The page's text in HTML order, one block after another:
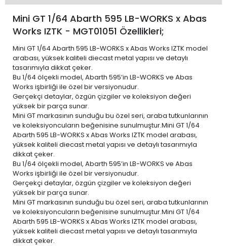
Mini GT 1/64 Abarth 595 LB-WORKS x Abas
Works IZTK - MGT01051 Özellikleri;
Mini GT 1/64 Abarth 595 LB-WORKS x Abas Works IZTK model
arabası, yüksek kaliteli diecast metal yapısı ve detaylı
tasarımıyla dikkat çeker.
Bu 1/64 ölçekli model, Abarth 595’in LB-WORKS ve Abas
Works işbirliği ile özel bir versiyonudur.
Gerçekçi detaylar, özgün çizgiler ve koleksiyon değeri
yüksek bir parça sunar.
Mini GT markasının sunduğu bu özel seri, araba tutkunlarının
ve koleksiyoncuların beğenisine sunulmuştur.Mini GT 1/64
Abarth 595 LB-WORKS x Abas Works IZTK model arabası,
yüksek kaliteli diecast metal yapısı ve detaylı tasarımıyla
dikkat çeker.
Bu 1/64 ölçekli model, Abarth 595’in LB-WORKS ve Abas
Works işbirliği ile özel bir versiyonudur.
Gerçekçi detaylar, özgün çizgiler ve koleksiyon değeri
yüksek bir parça sunar.
Mini GT markasının sunduğu bu özel seri, araba tutkunlarının
ve koleksiyoncuların beğenisine sunulmuştur.Mini GT 1/64
Abarth 595 LB-WORKS x Abas Works IZTK model arabası,
yüksek kaliteli diecast metal yapısı ve detaylı tasarımıyla
dikkat çeker.